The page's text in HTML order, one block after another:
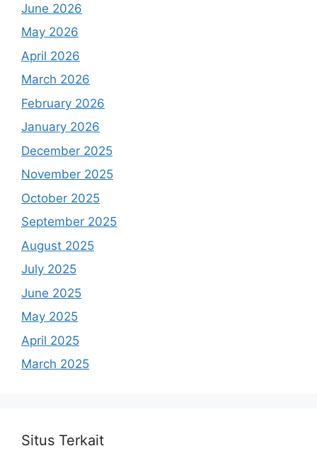
June 2026
May 2026
April 2026
March 2026
February 2026
January 2026
December 2025
November 2025
October 2025
September 2025
August 2025
July 2025
June 2025
May 2025
April 2025
March 2025
Situs Terkait